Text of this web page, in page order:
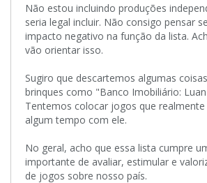
Não estou incluindo produções
seria legal incluir. Não consigo pensar
impacto negativo na função da lista.
vão orientar isso.
Sugiro que descartemos algumas
brinques como "Banco Imobiliário:
Tentemos colocar jogos que
algum tempo com ele.
No geral, acho que essa lista cumpre
importante de avaliar, estimular e
de jogos sobre nosso país.